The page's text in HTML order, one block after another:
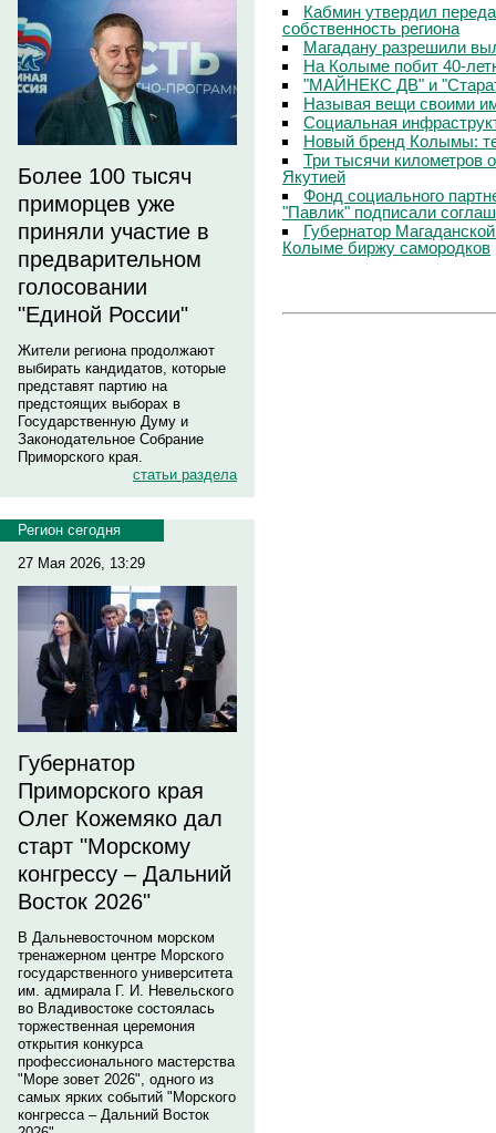
Более 100 тысяч
приморцев уже
приняли участие в
предварительном
голосовании
"Единой России"
Жители региона продолжают
выбирать кандидатов, которые
представят партию на
предстоящих выборах в
Государственную Думу и
Законодательное Собрание
Приморского края.
статьи раздела
Регион сегодня
27 Мая 2026, 13:29
Губернатор
Приморского края
Олег Кожемяко дал
старт "Морскому
конгрессу – Дальний
Восток 2026"
В Дальневосточном морском
тренажерном центре Морского
государственного университета
им. адмирала Г. И. Невельского
во Владивостоке состоялась
торжественная церемония
открытия конкурса
профессионального мастерства
"Море зовет 2026", одного из
самых ярких событий "Морского
конгресса – Дальний Восток
Кабмин утвердил
собственность региона
Магадану разрешили
На Колыме побит 40-
"МАЙНЕКС ДВ" и
Называя вещи своими
Социальная
Новый бренд Колымы:
Три тысячи километров
Якутией
Фонд социального
"Павлик" подписали
Губернатор
Колыме биржу самородков